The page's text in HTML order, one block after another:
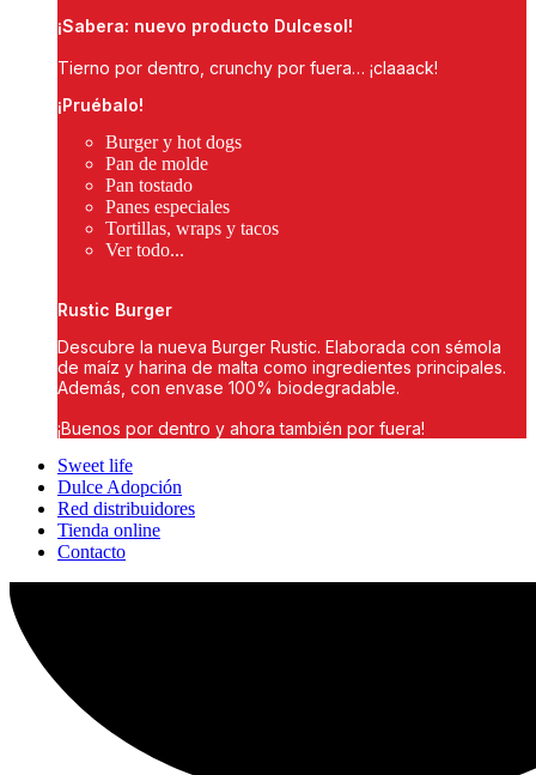
¡Sabera: nuevo producto Dulcesol!
Tierno por dentro, crunchy por fuera… ¡claaack!
¡Pruébalo!
Burger y hot dogs
Pan de molde
Pan tostado
Panes especiales
Tortillas, wraps y tacos
Ver todo...
Rustic Burger
Descubre la nueva Burger Rustic. Elaborada con sémola
de maíz y harina de malta como ingredientes principales.
Además, con envase 100% biodegradable.
¡Buenos por dentro y ahora también por fuera!
Sweet life
Dulce Adopción
Red distribuidores
Tienda online
Contacto